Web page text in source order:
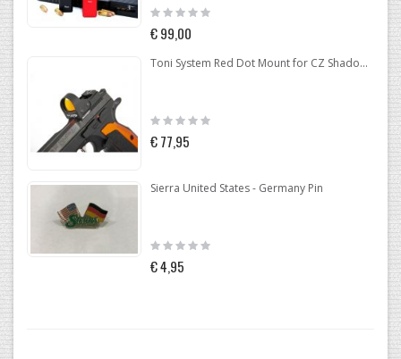
Rating:
€ 99,00
Toni System Red Dot Mount for CZ Shadow 2 Optic Ready
Rating:
0%
€ 77,95
Sierra United States - Germany Pin
Rating:
0%
€ 4,95